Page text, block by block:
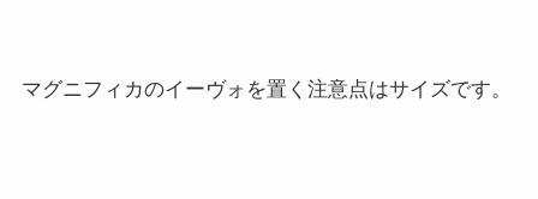
マグニフィカのイーヴォを置く注意点はサイズです。